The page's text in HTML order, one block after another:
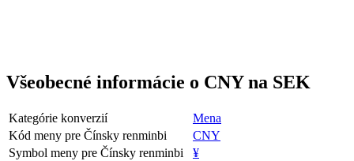
Všeobecné informácie o CNY na SEK
Kategórie konverzií
Mena
Kód meny pre Čínsky renminbi
CNY
Symbol meny pre Čínsky renminbi
¥